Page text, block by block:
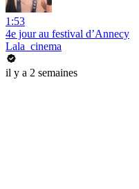
1:53
4e jour au festival d’Annecy
Lala_cinema
il y a 2 semaines